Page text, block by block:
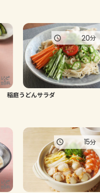
稲庭うどんサラダ
20分
15分